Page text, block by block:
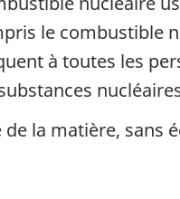
le combustible
à toutes les
la matière, sans